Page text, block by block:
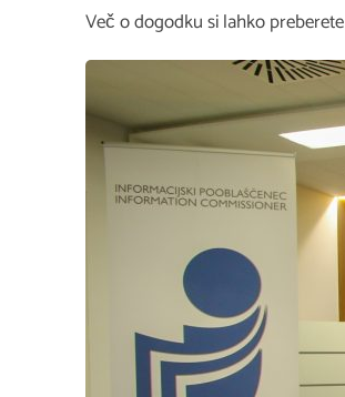
Več o dogodku si lahko preberete